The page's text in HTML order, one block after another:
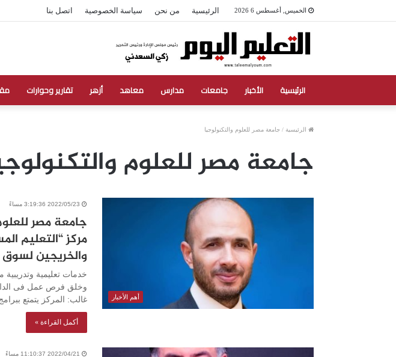
الخميس, أغسطس 6 2026 الرئيسية من نحن سياسة الخصوصية اتصل بنا
الرئيسية الأخبار جامعات مدارس معاهد أزهر تقارير وحوارات
الرئيسية / جامعة مصر للعلوم والتكنولوجيا
جامعة مصر للعلوم
أهم الأخبار
2022/05/23 3:19:36 مساءً
جامعة مصر
مركز “التعليم
والخريجين لسوق
خدمات تعليمية وتدريبية
وخلق فرص عمل فى
غالب: المركز يتمتع
أكمل القراءة »
2022/04/21 11:10:37 مساءً